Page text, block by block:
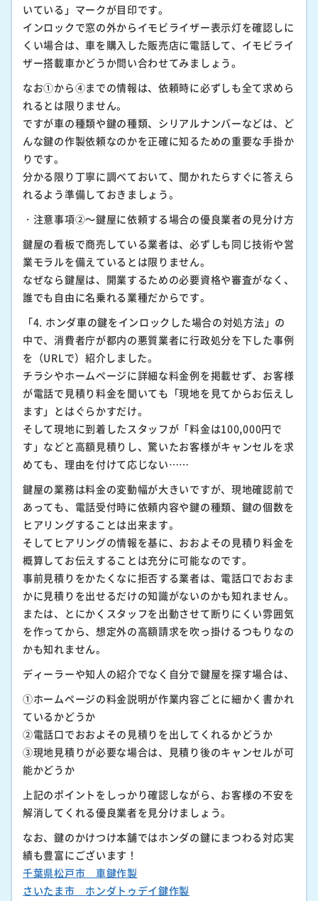
いている」マークが目印です。
インロックで窓の外からイモビライザー表示灯を確認しに
くい場合は、車を購入した販売店に電話して、イモビライ
ザー搭載車かどうか問い合わせてみましょう。
なお①から④までの情報は、依頼時に必ずしも全て求めら
れるとは限りません。
ですが車の種類や鍵の種類、シリアルナンバーなどは、ど
んな鍵の作製依頼なのかを正確に知るための重要な手掛か
りです。
分かる限り丁寧に調べておいて、聞かれたらすぐに答えら
れるよう準備しておきましょう。
・注意事項②～鍵屋に依頼する場合の優良業者の見分け方
鍵屋の看板で商売している業者は、必ずしも同じ技術や営
業モラルを備えているとは限りません。
なぜなら鍵屋は、開業するための必要資格や審査がなく、
誰でも自由に名乗れる業種だからです。
「4. ホンダ車の鍵をインロックした場合の対処方法」の
中で、消費者庁が都内の悪質業者に行政処分を下した事例
を（URLで）紹介しました。
チラシやホームページに詳細な料金例を掲載せず、お客様
が電話で見積り料金を聞いても「現地を見てからお伝えし
ます」とはぐらかすだけ。
そして現地に到着したスタッフが「料金は100,000円で
す」などと高額見積りし、驚いたお客様がキャンセルを求
めても、理由を付けて応じない……
鍵屋の業務は料金の変動幅が大きいですが、現地確認前で
あっても、電話受付時に依頼内容や鍵の種類、鍵の個数を
ヒアリングすることは出来ます。
そしてヒアリングの情報を基に、おおよその見積り料金を
概算してお伝えすることは充分に可能なのです。
事前見積りをかたくなに拒否する業者は、電話口でおおま
かに見積りを出せるだけの知識がないのかも知れません。
または、とにかくスタッフを出動させて断りにくい雰囲気
を作ってから、想定外の高額請求を吹っ掛けるつもりなの
かも知れません。
ディーラーや知人の紹介でなく自分で鍵屋を探す場合は、
①ホームページの料金説明が作業内容ごとに細かく書かれ
ているかどうか
②電話口でおおよその見積りを出してくれるかどうか
③現地見積りが必要な場合は、見積り後のキャンセルが可
能かどうか
上記のポイントをしっかり確認しながら、お客様の不安を
解消してくれる優良業者を見分けましょう。
なお、鍵のかけつけ本舗ではホンダの鍵にまつわる対応実
績も豊富にございます！
千葉県松戸市 車鍵作製
さいたま市 ホンダトゥデイ鍵作製